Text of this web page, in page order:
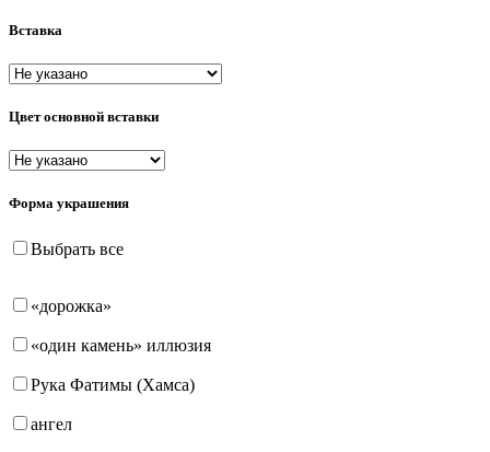
Вставка
Цвет основной вставки
Форма украшения
Выбрать все
«дорожка»
«один камень» иллюзия
Рука Фатимы (Хамса)
ангел